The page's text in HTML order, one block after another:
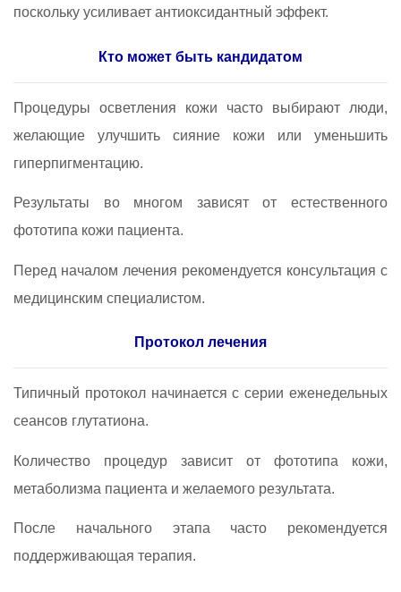
поскольку усиливает антиоксидантный эффект.
Кто может быть кандидатом
Процедуры осветления кожи часто выбирают люди,
желающие улучшить сияние кожи или уменьшить
гиперпигментацию.
Результаты во многом зависят от естественного
фототипа кожи пациента.
Перед началом лечения рекомендуется консультация с
медицинским специалистом.
Протокол лечения
Типичный протокол начинается с серии еженедельных
сеансов глутатиона.
Количество процедур зависит от фототипа кожи,
метаболизма пациента и желаемого результата.
После начального этапа часто рекомендуется
поддерживающая терапия.